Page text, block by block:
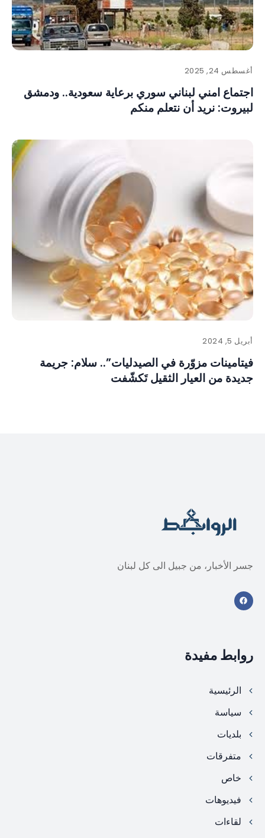
أغسطس 24, 2025
اجتماع امني لبناني سوري برعاية سعودية.. ودمشق
لبيروت: نريد أن نتعلم منكم
أبريل 5, 2024
فيتامينات مزوّرة في الصيدليات”.. سلام: جريمة
جديدة من العيار الثقيل تَكشّفت
جسر الأخبار، من جبيل الى كل لبنان
روابط مفيدة
الرئيسية
سياسة
بلديات
متفرقات
خاص
فيديوهات
لقاءات